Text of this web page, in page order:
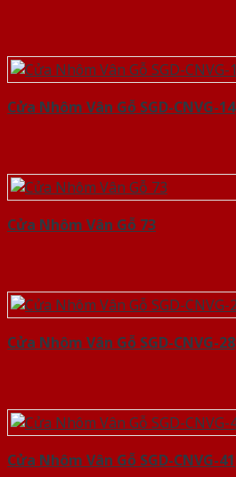
Cửa Nhôm Vân Gỗ SGD-CNVG-14
Cửa Nhôm Vân Gỗ 73
Cửa Nhôm Vân Gỗ SGD-CNVG-28
Cửa Nhôm Vân Gỗ SGD-CNVG-41